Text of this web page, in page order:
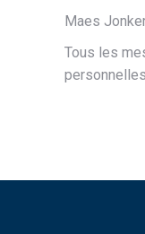
Maes
Tous les